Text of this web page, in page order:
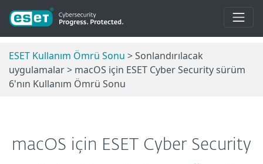
ESET Kullanım Ömrü Sonu > Sonlandırılacak
uygulamalar > macOS için ESET Cyber Security sürüm
6'nın Kullanım Ömrü Sonu
macOS için ESET Cyber Security